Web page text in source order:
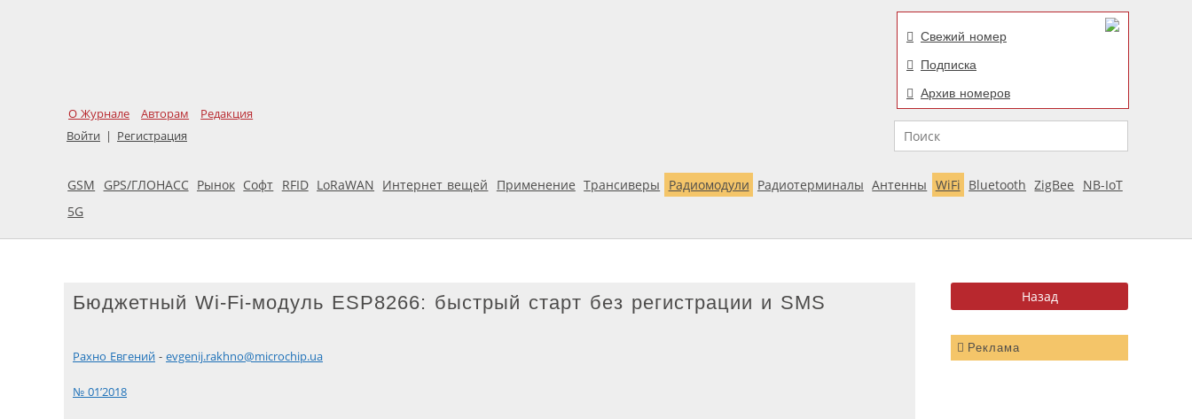
О Журнале Авторам
Редакция
Войти | Регистрация
Свежий номер
Подписка
Архив номеров
Поиск
GSM GPS/ГЛОНАСС Рынок Софт RFID LoRaWAN Интернет вещей Применение Трансиверы Радиомодули Радиотерминалы Антенны WiFi Bluetooth ZigBee
NB-IoT
5G
Реклама
Бюджетный Wi-­Fi-модуль ESP8266: быстрый старт без регистрации и SMS
Рахно Евгений - evgenij.rakhno@microchip.ua
№ 01’2018